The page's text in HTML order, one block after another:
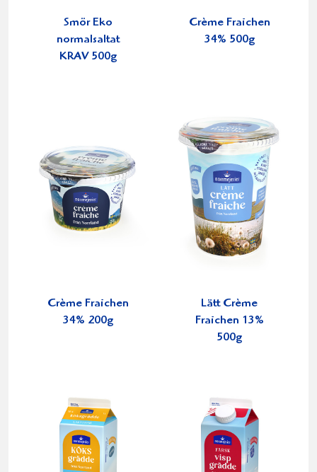
Smör Eko
normalsaltat
KRAV 500g
Crème Fraichen
34% 500g
Crème Fraichen
34% 200g
Lätt Crème
Fraichen 13%
500g